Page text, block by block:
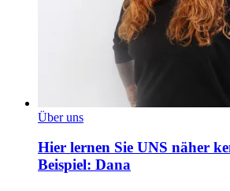
Über uns
Hier lernen Sie UNS näher
Beispiel: Dana